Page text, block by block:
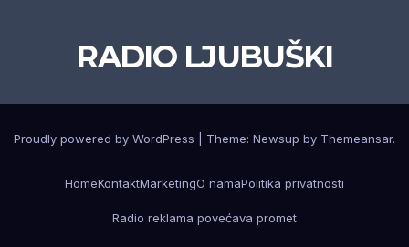
RADIO LJUBUŠKI
Proudly powered by WordPress Theme: Newsup by Themeansar.
HomeKontaktMarketingO namaPolitika privatnosti
Radio reklama povećava promet